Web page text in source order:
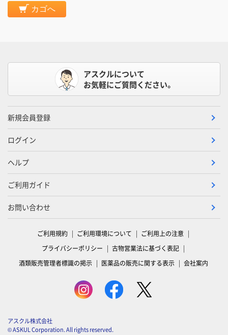
カゴへ
アスクルについて
お気軽にご質問ください。
新規会員登録
ログイン
ヘルプ
ご利用ガイド
お問い合わせ
ご利用規約 ご利用環境について
ご利用上の注意
プライバシーポリシー
古物営業法に基づく表記
酒類販売管理者標識の掲示
医薬品の販売に関する表示 会社案内
アスクル株式会社
© ASKUL Corporation. All rights reserved.